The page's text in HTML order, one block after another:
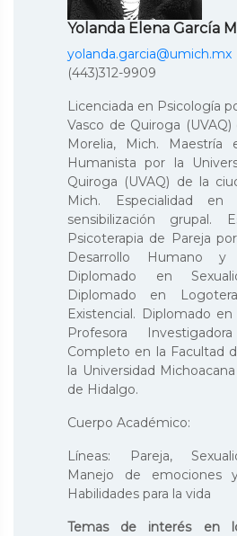
Yolanda Elena García
yolanda.garcia@umich.mx
(443)312-9909
Licenciada en Psicología
Vasco de Quiroga
Morelia, Mich. Maestría
Humanista por la
Quiroga (UVAQ) de la
Mich. Especialidad en
sensibilización grupal.
Psicoterapia de Pareja
Desarrollo Humano y
Diplomado en
Diplomado en
Existencial. Diplomado
Profesora
Completo en la Facultad
la Universidad
de Hidalgo.
Cuerpo Académico:
Líneas: Pareja,
Manejo de emociones
Habilidades para la vida
Temas de interés en